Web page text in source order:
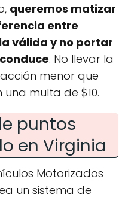
queremos matizar
entre
válida y no portar
. No llevar la
menor que
multa de $10.
puntos
en Virginia
Motorizados
un sistema de